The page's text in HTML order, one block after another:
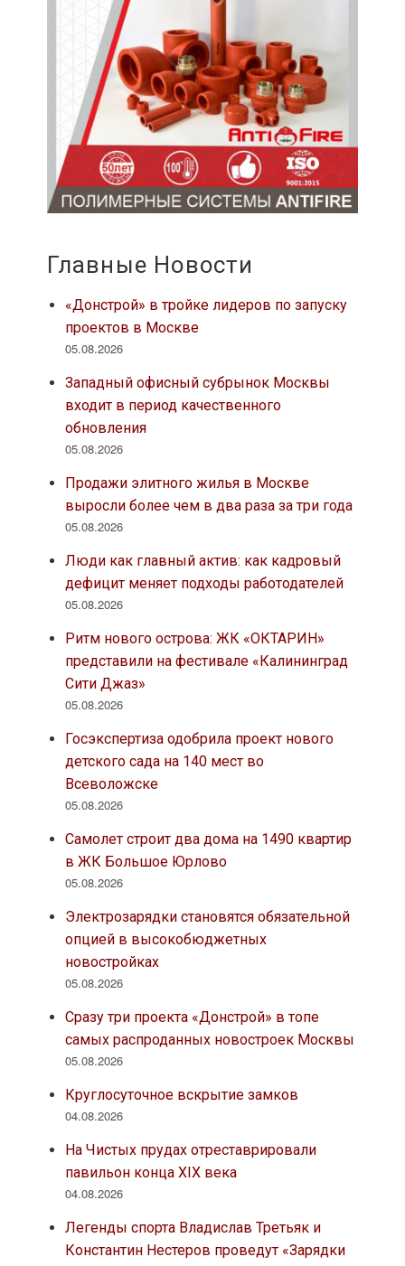
Главные Новости
«Донстрой» в тройке лидеров по запуску
проектов в Москве
05.08.2026
Западный офисный субрынок Москвы
входит в период качественного
обновления
05.08.2026
Продажи элитного жилья в Москве
выросли более чем в два раза за три года
05.08.2026
Люди как главный актив: как кадровый
дефицит меняет подходы работодателей
05.08.2026
Ритм нового острова: ЖК «ОКТАРИН»
представили на фестивале «Калининград
Сити Джаз»
05.08.2026
Госэкспертиза одобрила проект нового
детского сада на 140 мест во
Всеволожске
05.08.2026
Самолет строит два дома на 1490 квартир
в ЖК Большое Юрлово
05.08.2026
Электрозарядки становятся обязательной
опцией в высокобюджетных
новостройках
05.08.2026
Сразу три проекта «Донстрой» в топе
самых распроданных новостроек Москвы
05.08.2026
Круглосуточное вскрытие замков
04.08.2026
На Чистых прудах отреставрировали
павильон конца XIX века
04.08.2026
Легенды спорта Владислав Третьяк и
Константин Нестеров проведут «Зарядки